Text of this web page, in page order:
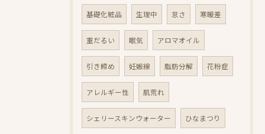
基礎化粧品 生理中 怠さ 寒暖差
重だるい 眠気 アロマオイル
引き締め 妊娠線 脂肪分解 花粉症
アレルギー性 肌荒れ
シェリースキンウォーター ひなまつり